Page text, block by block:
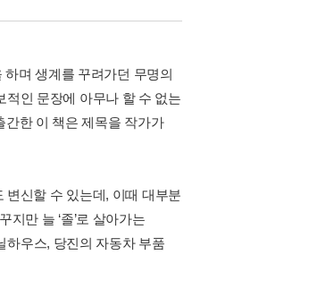
하며 생계를 꾸려가던 무명의
적인 문장에 아무나 할 수 없는
간한 이 책은 제목을 작가가
변신할 수 있는데, 이때 대부분
지만 늘 ‘졸’로 살아가는
하우스, 당진의 자동차 부품